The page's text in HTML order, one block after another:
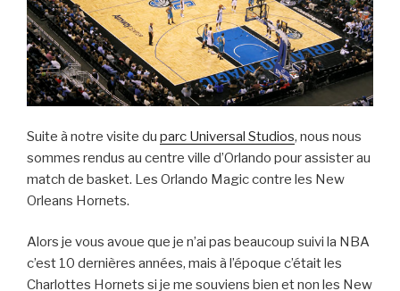
Suite à notre visite du parc Universal Studios, nous nous
sommes rendus au centre ville d’Orlando pour assister au
match de basket. Les Orlando Magic contre les New
Orleans Hornets.
Alors je vous avoue que je n’ai pas beaucoup suivi la NBA
c’est 10 dernières années, mais à l’époque c’était les
Charlottes Hornets si je me souviens bien et non les New